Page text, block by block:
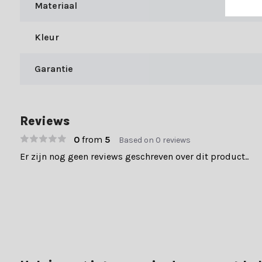
Bij Kerstland.nl profiteer je naast onze expertise van
Snelle levertijden
Gratis verzending boven €49,-
Materiaal
Kleur
Garantie
Reviews
0from 5 Based on 0 reviews
Er zijn nog geen reviews geschreven over dit product..